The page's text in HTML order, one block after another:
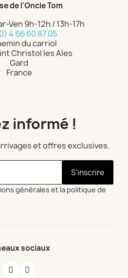
de l'Oncle Tom
Ven 9h-12h / 13h-17h
4 66 60 87 05
du carriol
Christol les Ales
Gard
France
informé !
et offres exclusives.
S'inscrire
générales et la politique de
sociaux